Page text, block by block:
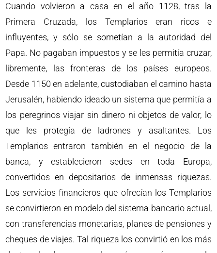
Cuando volvieron a casa en el año 1128, tras la
Primera Cruzada, los Templarios eran ricos e
influyentes, y sólo se sometían a la autoridad del
Papa. No pagaban impuestos y se les permitía cruzar,
libremente, las fronteras de los países europeos.
Desde 1150 en adelante, custodiaban el camino hasta
Jerusalén, habiendo ideado un sistema que permitía a
los peregrinos viajar sin dinero ni objetos de valor, lo
que les protegía de ladrones y asaltantes. Los
Templarios entraron también en el negocio de la
banca, y establecieron sedes en toda Europa,
convertidos en depositarios de inmensas riquezas.
Los servicios financieros que ofrecían los Templarios
se convirtieron en modelo del sistema bancario actual,
con transferencias monetarias, planes de pensiones y
cheques de viajes. Tal riqueza los convirtió en los más